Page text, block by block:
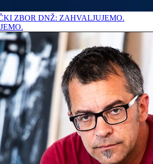
ZBOR DNŽ: ZAHVALJUJEMO.